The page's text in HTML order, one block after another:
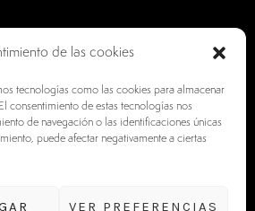
de las cookies
tecnologías como las cookies para almacenar
consentimiento de estas tecnologías nos
de navegación o las identificaciones únicas
puede afectar negativamente a ciertas
VER PREFERENCIAS